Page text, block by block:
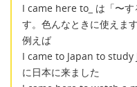
I came here to は「〜
す。色んなときに使えます
例えば
I came to Japan to study
に日本に来ました